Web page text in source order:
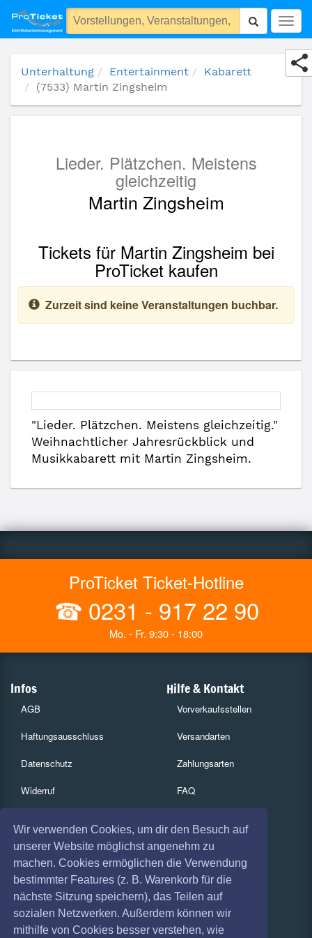
Wir verwenden Cookies, um dir den Besuch auf
unserer Website möglichst angenehm zu
machen. Cookies ermöglichen die Verwendung
bestimmter Features (z. B. Warenkorb für die
nächste Sitzung speichern), das Teilen auf
sozialen Netzwerken. Außerdem können wir
mithilfe von Cookies besser verstehen, wie
(7533) Martin Zingsheim
Unterhaltung Entertainment
Kabarett
(7533) Martin Zingsheim
Lieder. Plätzchen. Meistens
gleichzeitig
Martin Zingsheim
Tickets für Martin Zingsheim bei
ProTicket kaufen
Zurzeit sind keine Veranstaltungen buchbar.
"Lieder. Plätzchen. Meistens gleichzeitig."
Weihnachtlicher Jahresrückblick und
Musikkabarett mit Martin Zingsheim.
ProTicket Ticket-Hotline
☎ 0231 - 917 22 90
Mo. - Fr. 9:30 - 18:00
Infos
AGB
Haftungsausschluss
Datenschutz
Widerruf
Absagen
Hilfe & Kontakt
Vorverkaufsstellen
Versandarten
Zahlungsarten
FAQ
Services
Gutscheine
Geschäftskunden
Kartenrückgabe
Besucherregistrierung